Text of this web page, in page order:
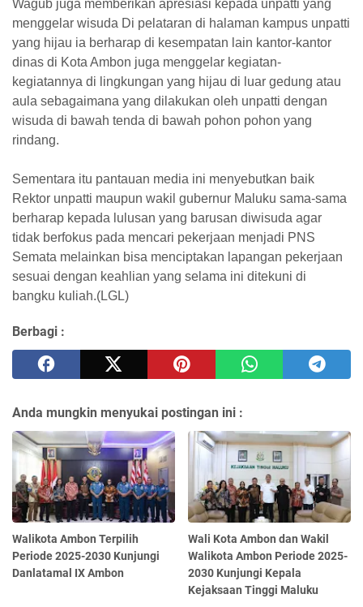
Wagub juga memberikan apresiasi kepada unpatti yang
menggelar wisuda Di pelataran di halaman kampus unpatti
yang hijau ia berharap di kesempatan lain kantor-kantor
dinas di Kota Ambon juga menggelar kegiatan-
kegiatannya di lingkungan yang hijau di luar gedung atau
aula sebagaimana yang dilakukan oleh unpatti dengan
wisuda di bawah tenda di bawah pohon pohon yang
rindang.
Sementara itu pantauan media ini menyebutkan baik
Rektor unpatti maupun wakil gubernur Maluku sama-sama
berharap kepada lulusan yang barusan diwisuda agar
tidak berfokus pada mencari pekerjaan menjadi PNS
Semata melainkan bisa menciptakan lapangan pekerjaan
sesuai dengan keahlian yang selama ini ditekuni di
bangku kuliah.(LGL)
Berbagi :
Anda mungkin menyukai postingan ini :
Walikota Ambon Terpilih
Periode 2025-2030 Kunjungi
Danlatamal IX Ambon
Wali Kota Ambon dan Wakil
Walikota Ambon Periode 2025-
2030 Kunjungi Kepala
Kejaksaan Tinggi Maluku